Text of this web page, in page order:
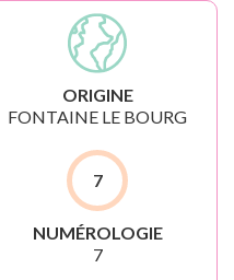
ORIGINE
FONTAINE LE BOURG
7
NUMÉROLOGIE
7